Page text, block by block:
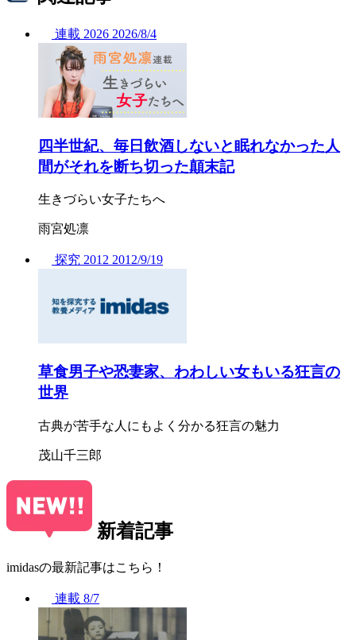
連載 2026 2026/8/4
四半世紀、毎日飲酒しないと眠れなかった人
間がそれを断ち切った顛末記
生きづらい女子たちへ
雨宮処凛
探究 2012 2012/9/19
草食男子や恐妻家、わわしい女もいる狂言の
世界
古典が苦手な人にもよく分かる狂言の魅力
茂山千三郎
新着記事
imidasの最新記事はこちら！
連載 8/7